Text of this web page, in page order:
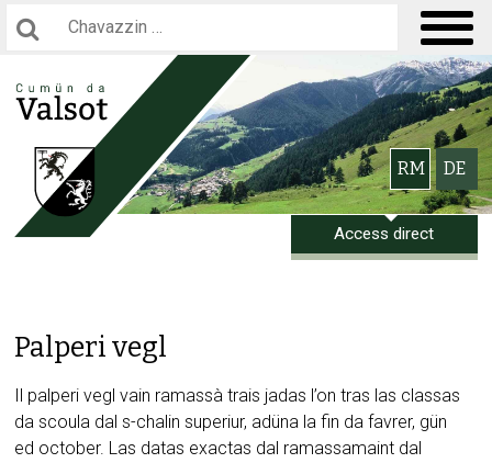
Navigieren in Gemeinde Valsot
Hauptnavigation
Bitte wählen
RM DE
Access direct
Palperi vegl
Il palperi vegl vain ramassà trais jadas l’on tras las classas
da scoula dal s-chalin superiur, adüna la fin da favrer, gün
ed october. Las datas exactas dal ramassamaint dal